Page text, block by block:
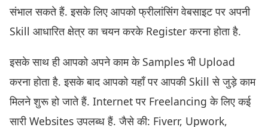
संभाल सकते हैं. इसके लिए आपको फ्रीलांसिंग वेबसाइट पर अपनी
Skill आधारित क्षेत्र का चयन करके Register करना होता है.
इसके साथ ही आपको अपने काम के Samples भी Upload
करना होता है. इसके बाद आपको यहाँ पर आपकी Skill से जुड़े काम
मिलने शुरू हो जाते हैं. Internet पर Freelancing के लिए कई
सारी Websites उपलब्ध हैं. जैसे की: Fiverr, Upwork,